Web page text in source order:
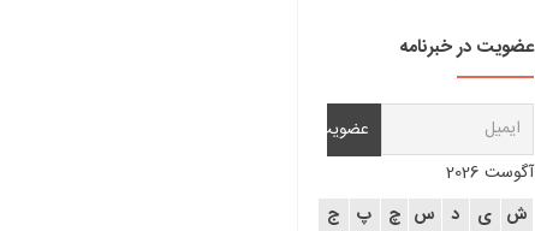
عضویت در خبرنامه
آگوست 2026
ش ی د س چ پ
ج